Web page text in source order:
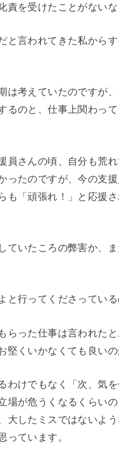
責を受けたことがないな
と言われてきた私から
は考えていたのですが
るのと、仕事上関わっ
員さんの頃、自分も荒
ったのですが、今の支
も「頑張れ！」と応援
ていたころの弊害か、
と行ってくださっている
らった仕事は言われた
堅くいかなくても良いの
わけでもなく「次、気
場が危うくなるくらい
大したミスではないよ
っています。